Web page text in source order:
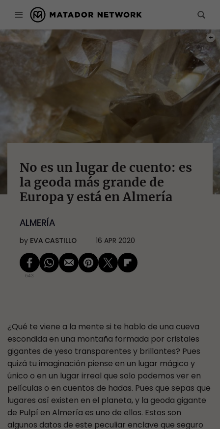
No es un lugar de cuento: es
la geoda más grande de
Europa y está en Almería
ALMERÍA
by EVA CASTILLO 16 APR 2020
643
¿Qué te viene a la mente si te hablo de una cueva
escondida en una montaña formada por cristales
gigantes de yeso transparentes y brillantes? Pues
quizá tu imaginación piense en un lugar mágico y
único o en un lugar irreal que solo podemos ver en
películas o en cuentos de hadas. Pues que sepas que
lugares así existen en el planeta, y la geoda gigante
de Pulpí en Almería es uno de ellos. Estos son
algunos datos de este peculiar enclave que seguro